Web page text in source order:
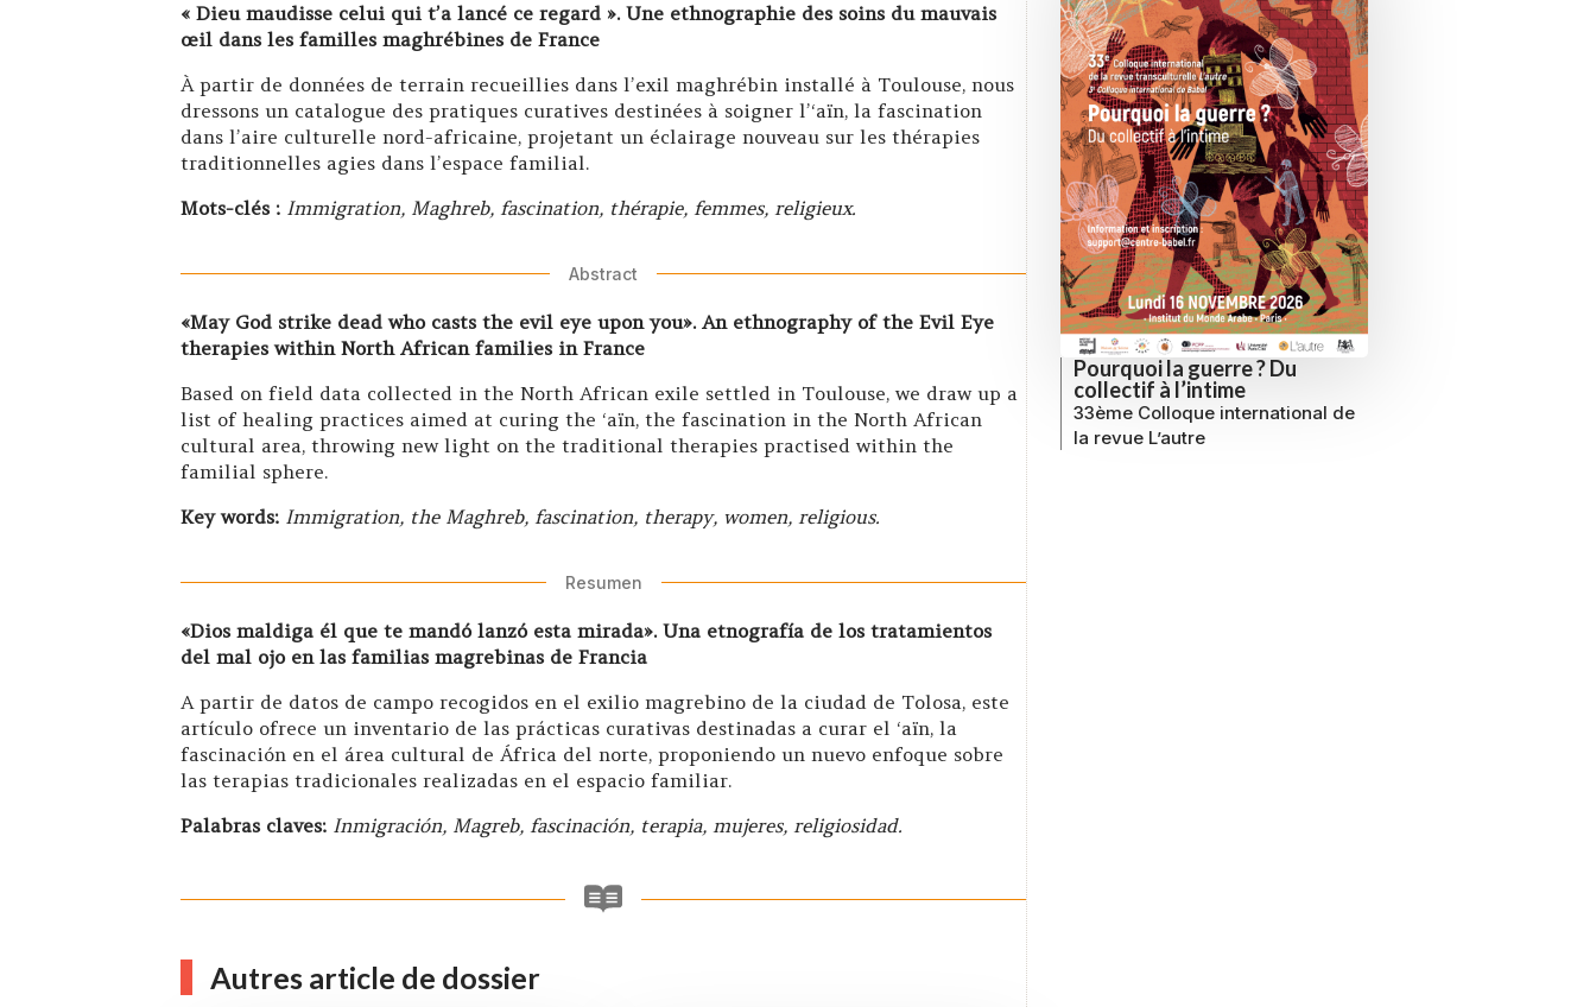
« Dieu maudisse celui qui t’a lancé ce regard ». Une ethnographie des soins du mauvais
œil dans les familles maghrébines de France
À partir de données de terrain recueillies dans l’exil maghrébin installé à Toulouse, nous
dressons un catalogue des pratiques curatives destinées à soigner l’‘aïn, la fascination
dans l’aire culturelle nord-africaine, projetant un éclairage nouveau sur les thérapies
traditionnelles agies dans l’espace familial.
Mots-clés : Immigration, Maghreb, fascination, thérapie, femmes, religieux.
Abstract
«May God strike dead who casts the evil eye upon you». An ethnography of the Evil Eye
therapies within North African families in France
Based on field data collected in the North African exile settled in Toulouse, we draw up a
list of healing practices aimed at curing the ‘aïn, the fascination in the North African
cultural area, throwing new light on the traditional therapies practised within the
familial sphere.
Key words: Immigration, the Maghreb, fascination, therapy, women, religious.
Resumen
«Dios maldiga él que te mandó lanzó esta mirada». Una etnografía de los tratamientos
del mal ojo en las familias magrebinas de Francia
A partir de datos de campo recogidos en el exilio magrebino de la ciudad de Tolosa, este
artículo ofrece un inventario de las prácticas curativas destinadas a curar el ‘aïn, la
fascinación en el área cultural de África del norte, proponiendo un nuevo enfoque sobre
las terapias tradicionales realizadas en el espacio familiar.
Palabras claves: Inmigración, Magreb, fascinación, terapia, mujeres, religiosidad.
Autres article de dossier
Pourquoi la guerre ? Du
collectif à l’intime
33ème Colloque international de
la revue L’autre